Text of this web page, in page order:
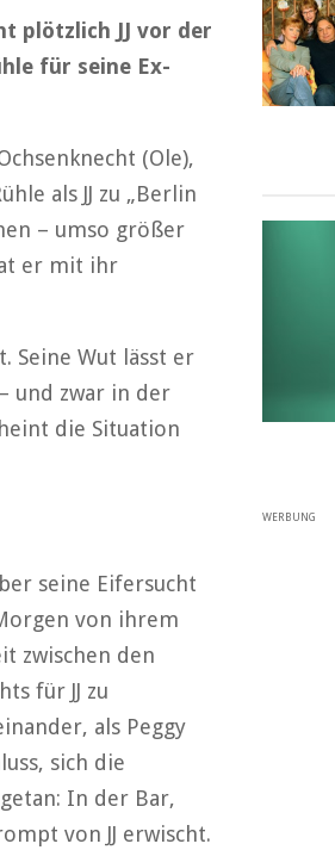
plötzlich JJ vor der
für seine Ex-
(Ole),
als JJ zu „Berlin
– umso größer
er mit ihr
Seine Wut lässt er
und zwar in der
die Situation
seine Eifersucht
von ihrem
zwischen den
für JJ zu
als Peggy
sich die
In der Bar,
von JJ erwischt.
WERBUNG